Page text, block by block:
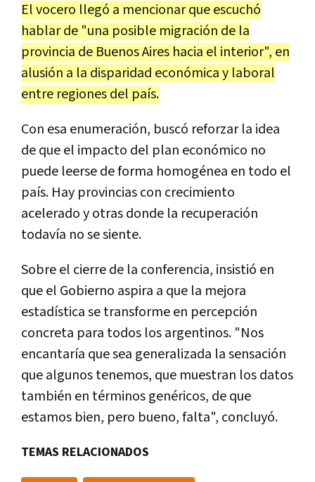
El vocero llegó a mencionar que escuchó
hablar de "una posible migración de la
provincia de Buenos Aires hacia el interior", en
alusión a la disparidad económica y laboral
entre regiones del país.
Con esa enumeración, buscó reforzar la idea
de que el impacto del plan económico no
puede leerse de forma homogénea en todo el
país. Hay provincias con crecimiento
acelerado y otras donde la recuperación
todavía no se siente.
Sobre el cierre de la conferencia, insistió en
que el Gobierno aspira a que la mejora
estadística se transforme en percepción
concreta para todos los argentinos. "Nos
encantaría que sea generalizada la sensación
que algunos tenemos, que muestran los datos
también en términos genéricos, de que
estamos bien, pero bueno, falta", concluyó.
TEMAS RELACIONADOS